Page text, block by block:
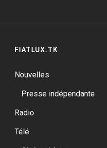
FIATLUX.TK
Nouvelles
Presse indépendante
Radio
Télé